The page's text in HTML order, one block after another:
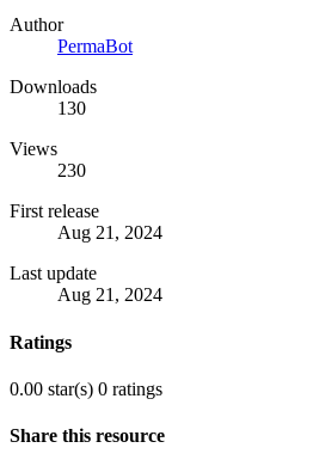
Author
PermaBot
Downloads
130
Views
230
First release
Aug 21, 2024
Last update
Aug 21, 2024
Ratings
0.00 star(s) 0 ratings
Share this resource